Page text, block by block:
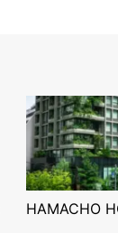
HAMACHO